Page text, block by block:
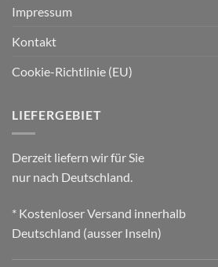
Impressum
Kontakt
Cookie-Richtlinie (EU)
LIEFERGEBIET
Derzeit liefern wir für Sie
nur nach Deutschland.
* Kostenloser Versand innerhalb
Deutschland (ausser Inseln)